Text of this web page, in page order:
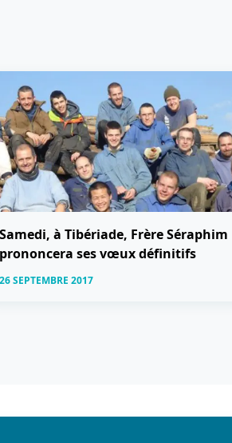
Samedi, à Tibériade, Frère Séraphim
prononcera ses vœux définitifs
26 SEPTEMBRE 2017